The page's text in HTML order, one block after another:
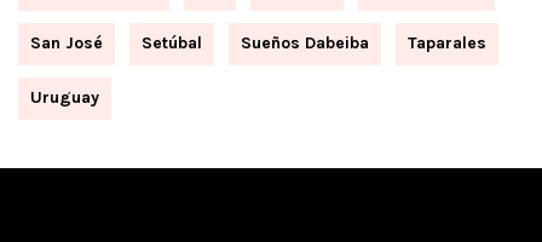
San José Setúbal Sueños Dabeiba Taparales
Uruguay